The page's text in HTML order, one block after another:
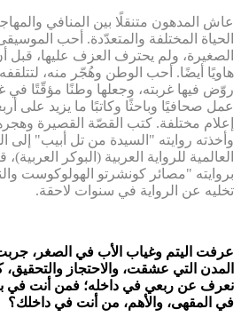
عاش المدهون متنقلًا بين المنافي
الحياة المختلفة والمتعدّدة. أحب
الصغيرة، ولم يحترف العزف عليها، قبل
هاويًا أيضًا. أحب الوطن وهُجّر منه، لتتلقفه
روّض فيها غربته، وجعلها وطنًا مؤقّتًا في
عمل صحافيًا وباحثًا وكاتبًا ما يزيد على
إعلام مختلفة. كتب القصّة القصيرة
وأخذته روايته "السيدة من تل أبيب" إلى
العالمية للرواية العربية (البوكر
تخليه عن الرواية في سنوات لاحقة.
عرفت اليتم وغياب الأب في الصغر،
المدن التي عشقت، والاحتجاز
نعرف عن ربعي في داخله؛ فمن أنت في
في المقهى، والأهم، من أنت في داخلك؟